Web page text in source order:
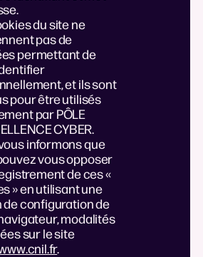
du site ne
pas de
permettant de
et ils sont
pour être utilisés
par PÔLE
CYBER.
informons que
vous opposer
de ces «
» en utilisant une
de configuration de
modalités
sur le site
.